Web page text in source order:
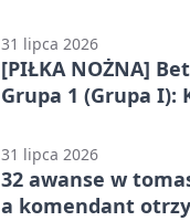
31 lipca 2026
[PIŁKA NOŻNA]
Grupa 1 (Grupa I):
Mazowiecki 2:1
31 lipca 2026
32 awanse w
a komendant